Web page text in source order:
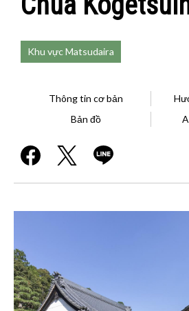
Khu vực Matsudaira
Thông tin cơ bản
Bản đồ